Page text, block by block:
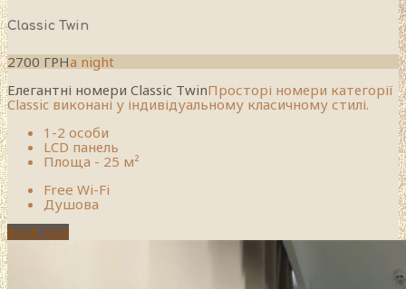
Classic Twin
2700 ГРНa night
Елегантні номери Classic TwinПросторі номери категорії
Classic виконані у індивідуальному класичному стилі.
1-2 особи
LCD панель
Площа - 25 м²
Free Wi-Fi
Душова
Book now